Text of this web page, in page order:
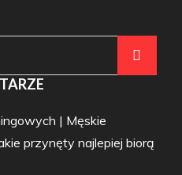
| Męskie
przynęty najlepiej biorą